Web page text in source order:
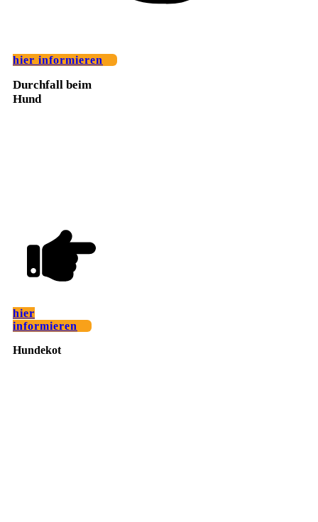
hier informieren
Durchfall beim
Hund
hier
informieren
Hundekot